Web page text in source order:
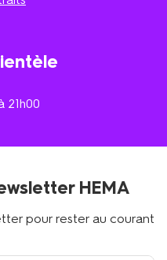
21h00
HEMA
pour rester au courant